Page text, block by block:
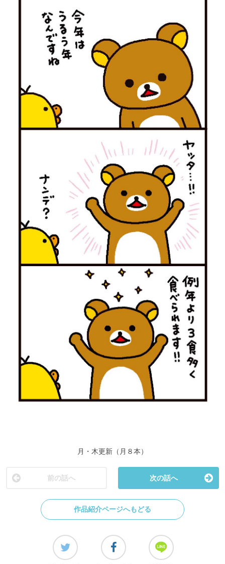
月・木更新（月８本）
前の話へ 次の話へ
作品紹介ページへもどる